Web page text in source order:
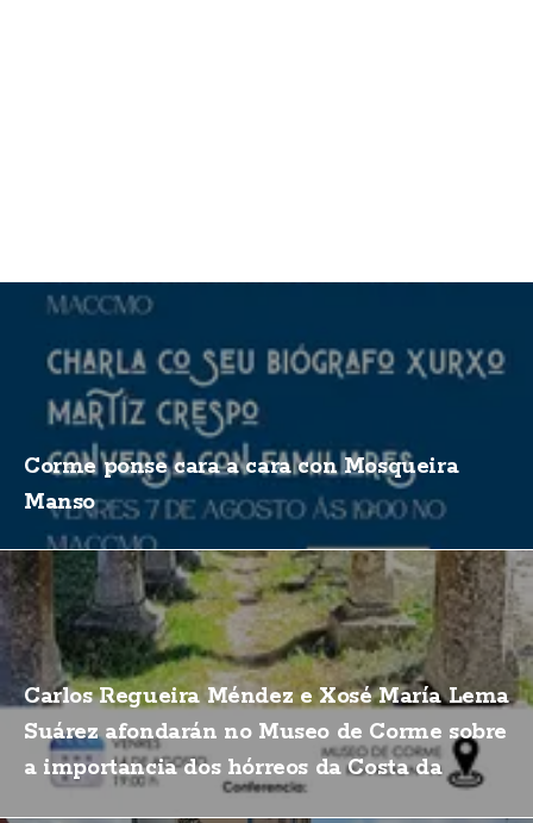
Corme ponse cara a cara con Mosqueira
Manso
Carlos Regueira Méndez e Xosé María Lema
Suárez afondarán no Museo de Corme sobre
a importancia dos hórreos da Costa da